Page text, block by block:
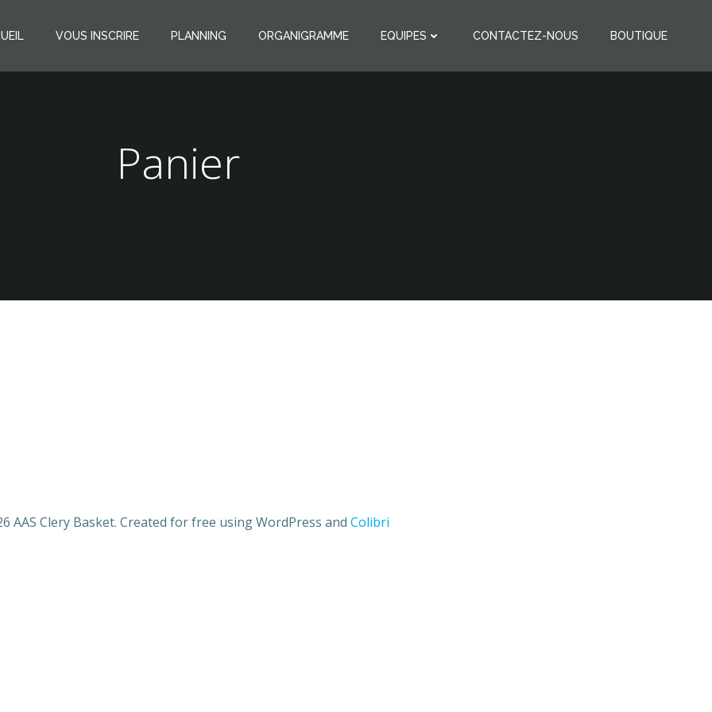
VOUS INSCRIRE PLANNING ORGANIGRAMME EQUIPES CONTACTEZ-NOUS BOUTIQUE
Panier
AAS Clery Basket. Created for free using WordPress and Colibri